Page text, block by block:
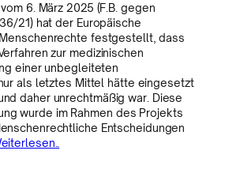
6. März 2025 (F.B. gegen
21) hat der Europäische
festgestellt, dass
zur medizinischen
einer unbegleiteten
als letztes Mittel hätte eingesetzt
daher unrechtmäßig war. Diese
wurde im Rahmen des Projekts
Entscheidungen